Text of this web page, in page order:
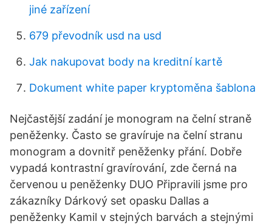
jiné zařízení
679 převodník usd na usd
Jak nakupovat body na kreditní kartě
Dokument white paper kryptoměna šablona
Nejčastější zadání je monogram na čelní straně
peněženky. Často se gravíruje na čelní stranu
monogram a dovnitř peněženky přání. Dobře
vypadá kontrastní gravírování, zde černá na
červenou u peněženky DUO Připravili jsme pro
zákazníky Dárkový set opasku Dallas a
peněženky Kamil v stejných barvách a stejnými